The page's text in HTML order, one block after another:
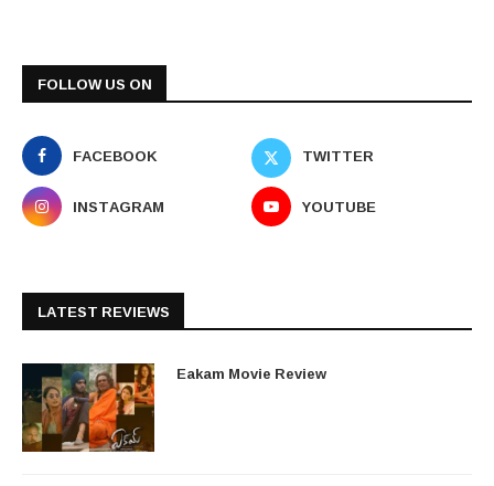
FOLLOW US ON
FACEBOOK
TWITTER
INSTAGRAM
YOUTUBE
LATEST REVIEWS
Eakam Movie Review